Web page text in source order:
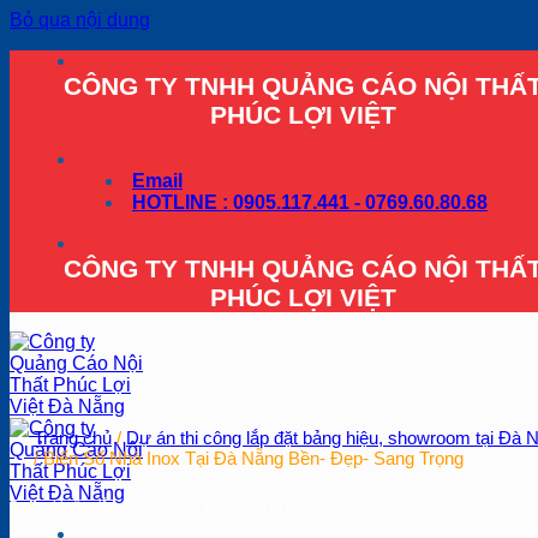
Bỏ qua nội dung
CÔNG TY TNHH QUẢNG CÁO NỘI
PHÚC LỢI VIỆT
Email
HOTLINE : 0905.117.441 - 0769.60.80.68
CÔNG TY TNHH QUẢNG CÁO NỘI
PHÚC LỢI VIỆT
Trang chủ / Dự án thi công lắp đặt bảng hiệu, showroom tại Đà
/Biển Số Nhà Inox Tại Đà Nẵng Bền- Đẹp- Sang Trọng
Dự án thi công lắp đặt bảng hiệu, showroom tại Đà Nẵng